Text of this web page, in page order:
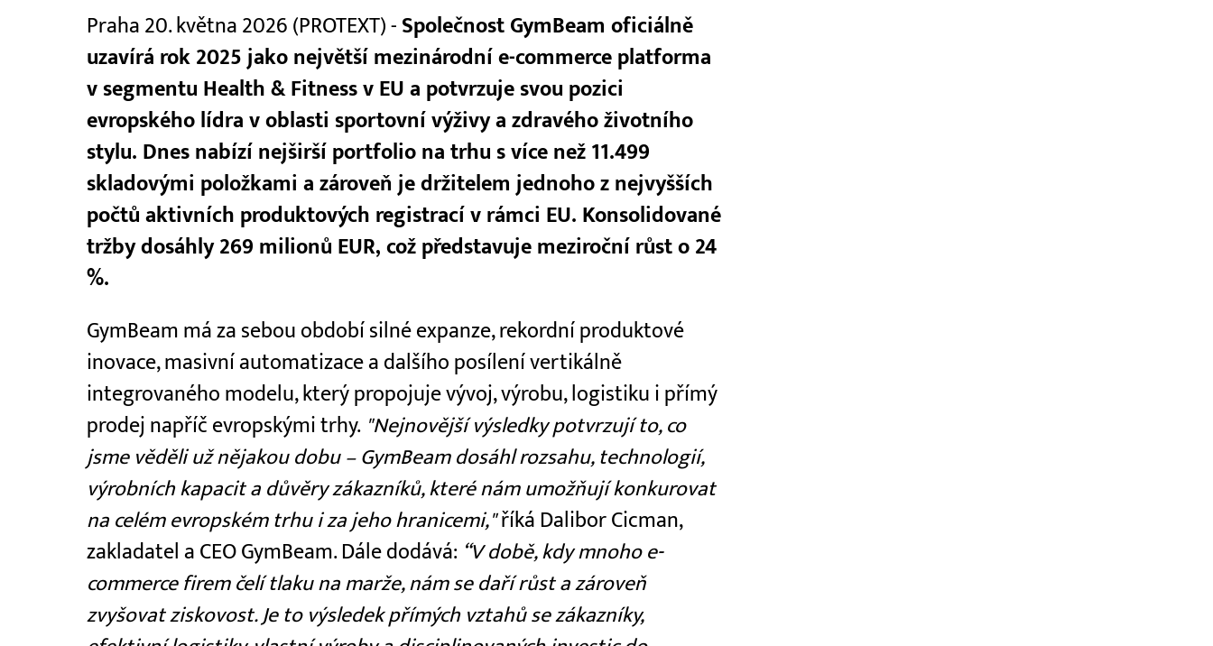
Praha 20. května 2026 (PROTEXT) - Společnost GymBeam oficiálně
uzavírá rok 2025 jako největší mezinárodní e-commerce platforma
v segmentu Health & Fitness v EU a potvrzuje svou pozici
evropského lídra v oblasti sportovní výživy a zdravého životního
stylu. Dnes nabízí nejširší portfolio na trhu s více než 11.499
skladovými položkami a zároveň je držitelem jednoho z nejvyšších
počtů aktivních produktových registrací v rámci EU. Konsolidované
tržby dosáhly 269 milionů EUR, což představuje meziroční růst o 24
%.
GymBeam má za sebou období silné expanze, rekordní produktové
inovace, masivní automatizace a dalšího posílení vertikálně
integrovaného modelu, který propojuje vývoj, výrobu, logistiku i přímý
prodej napříč evropskými trhy. "Nejnovější výsledky potvrzují to, co
jsme věděli už nějakou dobu – GymBeam dosáhl rozsahu, technologií,
výrobních kapacit a důvěry zákazníků, které nám umožňují konkurovat
na celém evropském trhu i za jeho hranicemi,"říká Dalibor Cicman,
zakladatel a CEO GymBeam. Dále dodává: “V době, kdy mnoho e-
commerce firem čelí tlaku na marže, nám se daří růst a zároveň
zvyšovat ziskovost. Je to výsledek přímých vztahů se zákazníky,